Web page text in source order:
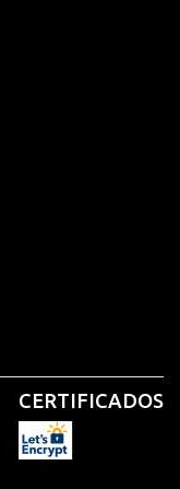
CERTIFICADOS